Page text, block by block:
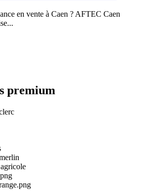
en vente à Caen ? AFTEC Caen
premium